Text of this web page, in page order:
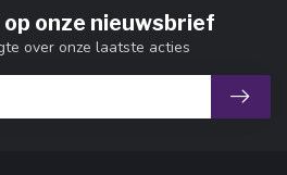
onze nieuwsbrief
over onze laatste acties